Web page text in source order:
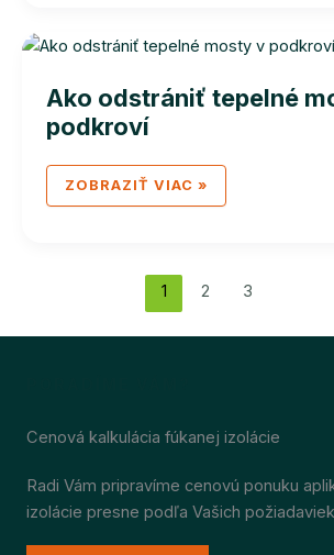
HRÚBKY
Ako odstrániť tepelné
podkroví
AKO
TEPELNÉ
ZOBRAZIŤ VIAC »
1 2 3
Cenová kalkulácia fúkanej izolácie
Radi Vám pripravíme cenovú ponuku
izolácie presne podľa Vašich